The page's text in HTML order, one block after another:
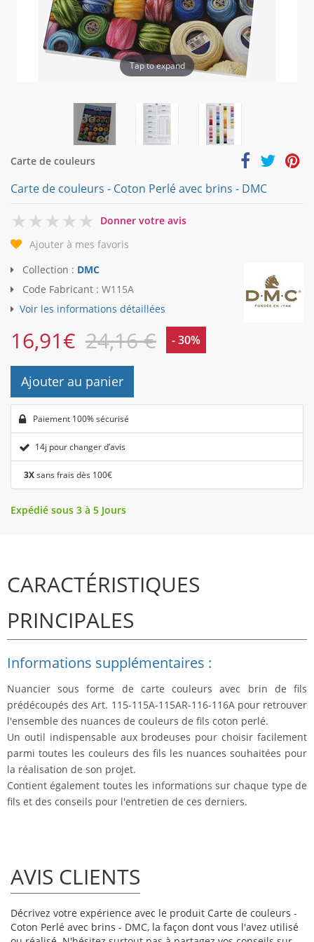
Tap to expand
Carte de couleurs
Carte de couleurs - Coton Perlé avec brins - DMC
0
Donner votre avis
Ajouter à mes favoris
Collection : DMC
Code Fabricant : W115A
Voir les informations détaillées
16,91€ 24,16 € - 30%
Ajouter au panier
Paiement 100% sécurisé
14j pour changer d’avis
3Xsans frais dès 100€
Expédié sous 3 à 5 Jours
CARACTÉRISTIQUES
PRINCIPALES
Informations supplémentaires :
Nuancier sous forme de carte couleurs avec brin de fils
prédécoupés des Art. 115-115A-115AR-116-116A pour retrouver
l'ensemble des nuances de couleurs de fils coton perlé.
Un outil indispensable aux brodeuses pour choisir facilement
parmi toutes les couleurs des fils les nuances souhaitées pour
la réalisation de son projet.
Contient également toutes les informations sur chaque type de
fils et des conseils pour l'entretien de ces derniers.
AVIS CLIENTS
Décrivez votre expérience avec le produit Carte de couleurs -
Coton Perlé avec brins - DMC, la façon dont vous l'avez utilisé